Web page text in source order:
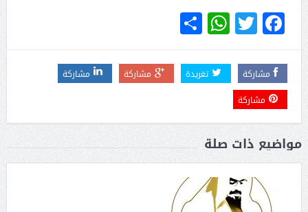
Facebook
Twitter
WhatsApp
Share
مشاركة تغريدة مشاركة
مشاركة
مشاركة
مواضيع ذات صلة